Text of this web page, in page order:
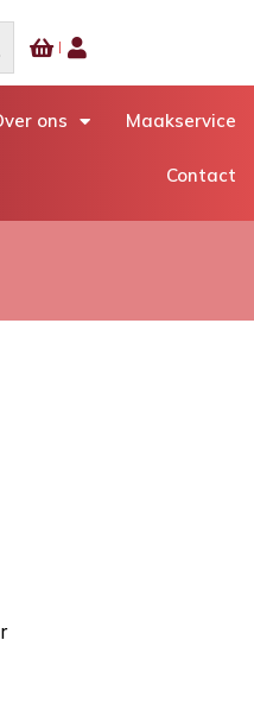
ons Maakservice
Contact